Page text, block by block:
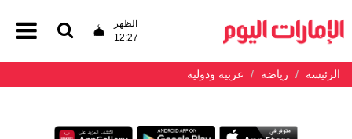
الظهر
12:27
الرئيسة رياضة عربية ودولية